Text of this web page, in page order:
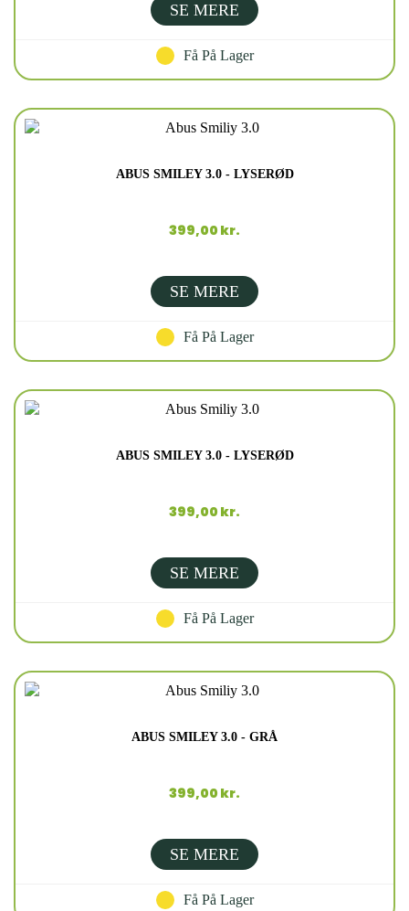
SE MERE
Få På Lager
ABUS SMILEY 3.0 - LYSERØD
399,00 kr.
SE MERE
Få På Lager
ABUS SMILEY 3.0 - LYSERØD
399,00 kr.
SE MERE
Få På Lager
ABUS SMILEY 3.0 - GRÅ
399,00 kr.
SE MERE
Få På Lager